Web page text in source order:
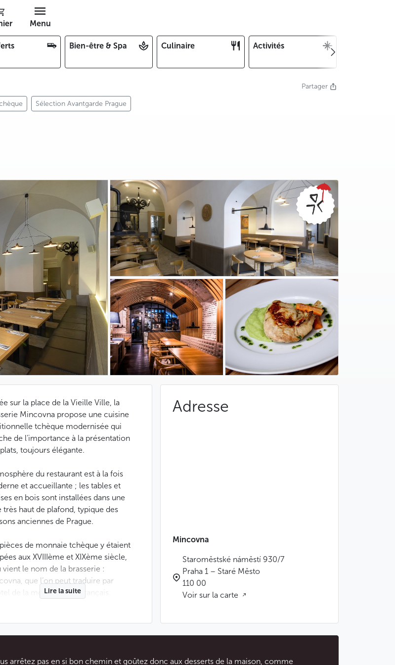
Menu
Bien-être & Spa Culinaire Activités
Sélection Avantgarde Prague
Partager
sur la place de la Vieille Ville, la
Mincovna propose une cuisine
tchèque modernisée qui
de l’importance à la présentation
toujours élégante.
du restaurant est à la fois
et accueillante ; les tables et
en bois sont installées dans une
très haut de plafond, typique des
anciennes de Prague.
de monnaie tchèque y étaient
aux XVIIIème et XIXème siècle,
vient le nom de la brasserie :
que l’on peut traduire par
de la monnaie » en français.
Lire la suite
Adresse
Mincovna
Staroměstské náměstí 930/7
Praha 1 – Staré Město
110 00
Voir sur la carte
arrêtez pas en si bon chemin et goûtez donc aux desserts de la maison, comme